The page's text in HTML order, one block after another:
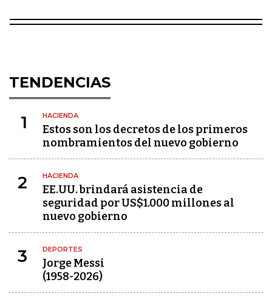
TENDENCIAS
1 HACIENDA
Estos son los decretos de los primeros
nombramientos del nuevo gobierno
2 HACIENDA
EE.UU. brindará asistencia de
seguridad por US$1.000 millones al
nuevo gobierno
3 DEPORTES
Jorge Messi
(1958-2026)